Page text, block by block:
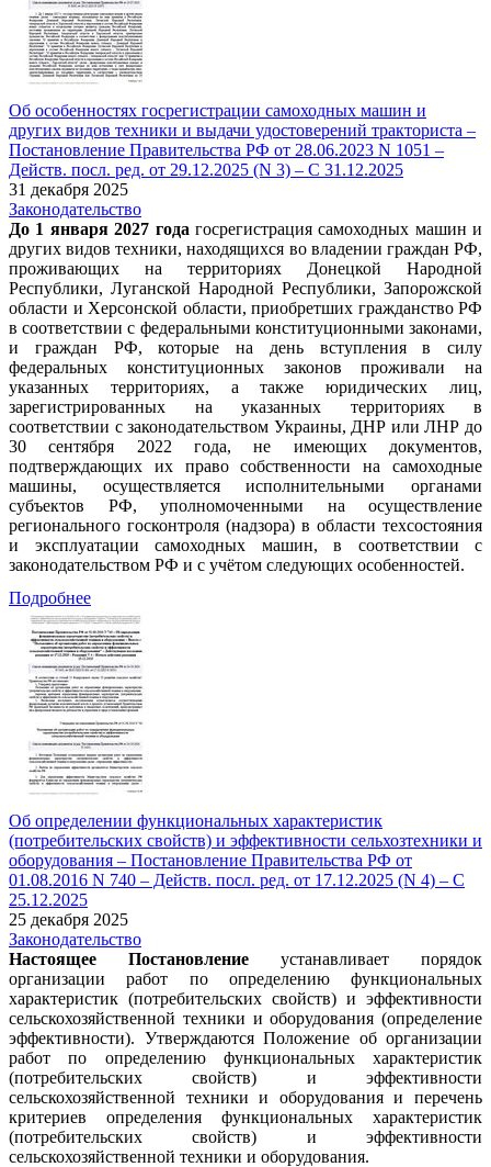
Об особенностях госрегистрации самоходных машин и
других видов техники и выдачи удостоверений тракториста –
Постановление Правительства РФ от 28.06.2023 N 1051 –
Действ. посл. ред. от 29.12.2025 (N 3) – С 31.12.2025
31 декабря 2025
Законодательство
До 1 января 2027 года госрегистрация самоходных машин и
других видов техники, находящихся во владении граждан РФ,
проживающих на территориях Донецкой Народной
Республики, Луганской Народной Республики, Запорожской
области и Херсонской области, приобретших гражданство РФ
в соответствии с федеральными конституционными законами,
и граждан РФ, которые на день вступления в силу
федеральных конституционных законов проживали на
указанных территориях, а также юридических лиц,
зарегистрированных на указанных территориях в
соответствии с законодательством Украины, ДНР или ЛНР до
30 сентября 2022 года, не имеющих документов,
подтверждающих их право собственности на самоходные
машины, осуществляется исполнительными органами
субъектов РФ, уполномоченными на осуществление
регионального госконтроля (надзора) в области техсостояния
и эксплуатации самоходных машин, в соответствии с
законодательством РФ и с учётом следующих особенностей.
Подробнее
Об определении функциональных характеристик
(потребительских свойств) и эффективности сельхозтехники и
оборудования – Постановление Правительства РФ от
01.08.2016 N 740 – Действ. посл. ред. от 17.12.2025 (N 4) – С
25.12.2025
25 декабря 2025
Законодательство
Настоящее Постановление устанавливает порядок
организации работ по определению функциональных
характеристик (потребительских свойств) и эффективности
сельскохозяйственной техники и оборудования (определение
эффективности). Утверждаются Положение об организации
работ по определению функциональных характеристик
(потребительских свойств) и эффективности
сельскохозяйственной техники и оборудования и перечень
критериев определения функциональных характеристик
(потребительских свойств) и эффективности
сельскохозяйственной техники и оборудования.